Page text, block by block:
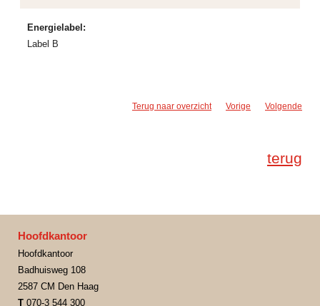
Energielabel:
Label B
Terug naar overzicht Vorige Volgende
terug
Hoofdkantoor
Hoofdkantoor
Badhuisweg 108
2587 CM Den Haag
T 070-3 544 300